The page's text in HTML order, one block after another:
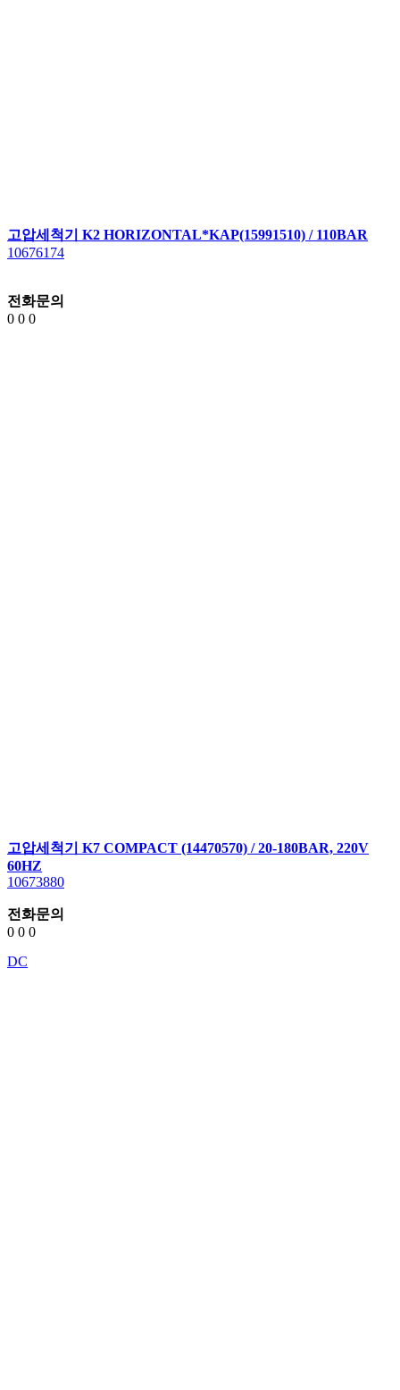
고압세척기 K2 HORIZONTAL*KAP(15991510) / 110BAR
10676174
전화문의
0 0 0
고압세척기 K7 COMPACT (14470570) / 20-180BAR, 220V
60HZ
10673880
전화문의
0 0 0
DC